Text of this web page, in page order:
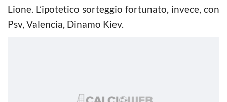
Lione. L’ipotetico sorteggio fortunato, invece, con
Psv, Valencia, Dinamo Kiev.